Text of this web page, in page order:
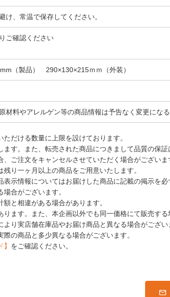
け、常温で保存してください。
ご確認ください
（製品） 290×130×215ｍｍ（外装）
材料やアレルゲン等の商品情報は予告なく変更にな
だける数量に上限を設けております。
ます。また、転売された商品につきまして品質の保証
ご注文をキャンセルさせていただく場合がございま
り一ヶ月以上の商品をご用意いたします。
表示情報についてはお届けした商品に記載の掲示を必
合がございます。
と相違がある場合があります。
ります。また、本企画以外でも同一価格にて販売する
より実店舗在庫品やお届け商品と異なる場合がござい
の商品と多少異なる場合がございます。
をご確認ください。